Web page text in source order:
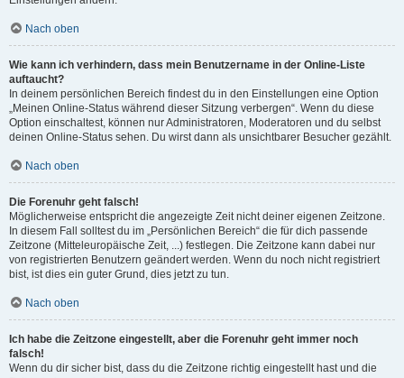
Nach oben
Wie kann ich verhindern, dass mein Benutzername in der Online-Liste
auftaucht?
In deinem persönlichen Bereich findest du in den Einstellungen eine Option
„Meinen Online-Status während dieser Sitzung verbergen“. Wenn du diese
Option einschaltest, können nur Administratoren, Moderatoren und du selbst
deinen Online-Status sehen. Du wirst dann als unsichtbarer Besucher gezählt.
Nach oben
Die Forenuhr geht falsch!
Möglicherweise entspricht die angezeigte Zeit nicht deiner eigenen Zeitzone.
In diesem Fall solltest du im „Persönlichen Bereich“ die für dich passende
Zeitzone (Mitteleuropäische Zeit, ...) festlegen. Die Zeitzone kann dabei nur
von registrierten Benutzern geändert werden. Wenn du noch nicht registriert
bist, ist dies ein guter Grund, dies jetzt zu tun.
Nach oben
Ich habe die Zeitzone eingestellt, aber die Forenuhr geht immer noch
falsch!
Wenn du dir sicher bist, dass du die Zeitzone richtig eingestellt hast und die